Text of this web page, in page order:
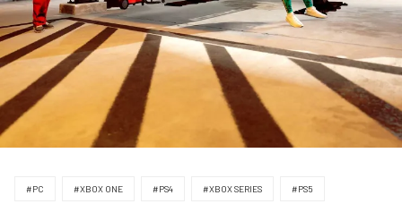
#PC #XBOX ONE #PS4 #XBOX SERIES #PS5